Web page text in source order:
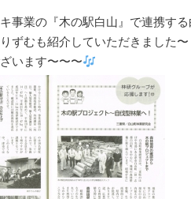
事業の『木の駅白山』で連携す
ずむも紹介していただきました〜
います〜〜〜